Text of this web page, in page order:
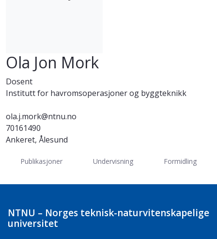
Ola Jon Mork
Dosent
Institutt for havromsoperasjoner og byggteknikk
ola.j.mork@ntnu.no
70161490
Ankeret, Ålesund
Publikasjoner Undervisning Formidling
NTNU – Norges teknisk-naturvitenskapelige
universitet